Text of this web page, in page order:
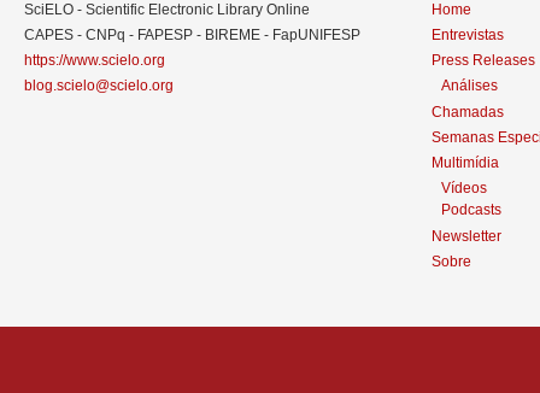
SciELO - Scientific Electronic Library Online
CAPES - CNPq - FAPESP - BIREME - FapUNIFESP
https://www.scielo.org
blog.scielo@scielo.org
Home
Entrevistas
Press Releases
Análises
Chamadas
Semanas
Multimídia
Vídeos
Podcasts
Newsletter
Sobre